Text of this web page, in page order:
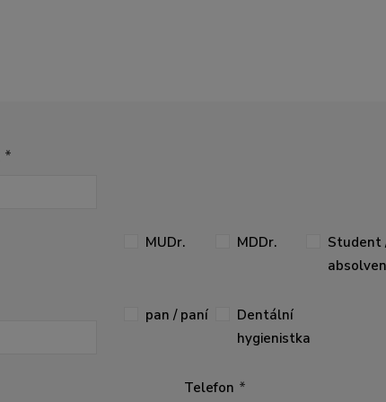
MUDr. MDDr.
Student
pan / paní
Dentální
hygienistka
Telefon